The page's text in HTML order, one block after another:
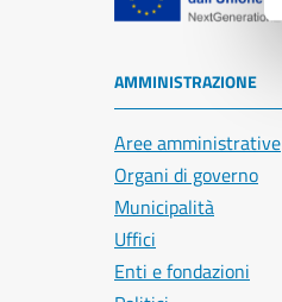
AMMINISTRAZIONE
Aree amministrative
Organi di governo
Municipalità
Uffici
Enti e fondazioni